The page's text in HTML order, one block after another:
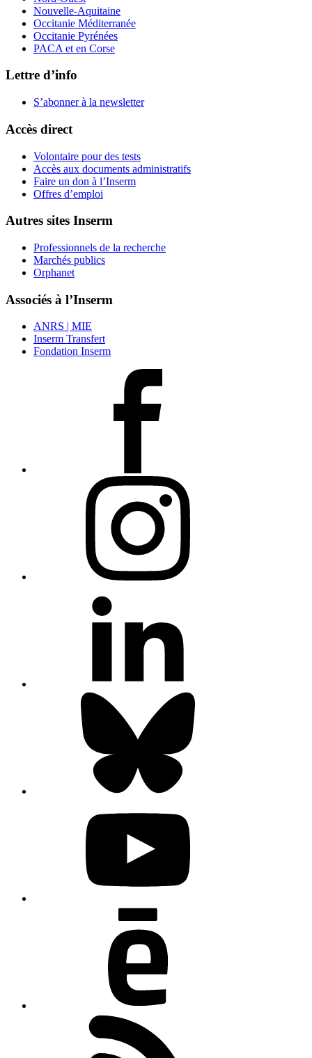
Nouvelle-Aquitaine
Occitanie Méditerranée
Occitanie Pyrénées
PACA et en Corse
Lettre d’info
S’abonner à la newsletter
Accès direct
Volontaire pour des tests
Accès aux documents administratifs
Faire un don à l’Inserm
Offres d’emploi
Autres sites Inserm
Professionnels de la recherche
Marchés publics
Orphanet
Associés à l’Inserm
ANRS | MIE
Inserm Transfert
Fondation Inserm